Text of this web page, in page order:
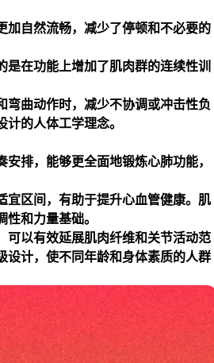
加自然流畅，减少了停顿和不必要的
在功能上增加了肌肉群的连续性训
弯曲动作时，减少不协调或冲击性负
的人体工学理念。
排，能够更全面地锻炼心肺功能，
宜区间，有助于提升心血管健康。肌
和力量基础。
可以有效延展肌肉纤维和关节活动范
设计，使不同年龄和身体素质的人群